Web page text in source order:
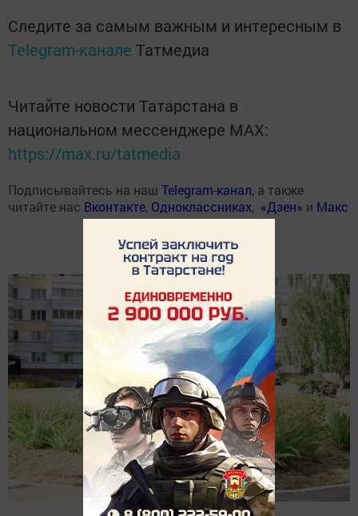
Следите за самым важным и интересным в
Telegram-канале Татмедиа
Читайте новости Татарстана в
национальном мессенджере MАХ:
https://max.ru/tatmedia
Подписывайтесь на наш Telegram-канал, а также
читайте нас Вконтакте, Одноклассниках, «Дзен» и Макс